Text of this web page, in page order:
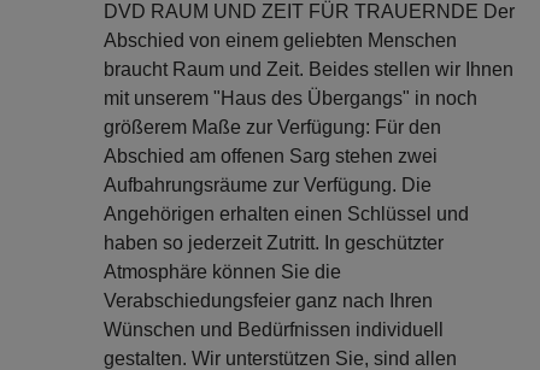
DVD RAUM UND ZEIT FÜR TRAUERNDE Der
Abschied von einem geliebten Menschen
braucht Raum und Zeit. Beides stellen wir Ihnen
mit unserem "Haus des Übergangs" in noch
größerem Maße zur Verfügung: Für den
Abschied am offenen Sarg stehen zwei
Aufbahrungsräume zur Verfügung. Die
Angehörigen erhalten einen Schlüssel und
haben so jederzeit Zutritt. In geschützter
Atmosphäre können Sie die
Verabschiedungsfeier ganz nach Ihren
Wünschen und Bedürfnissen individuell
gestalten. Wir unterstützen Sie, sind allen